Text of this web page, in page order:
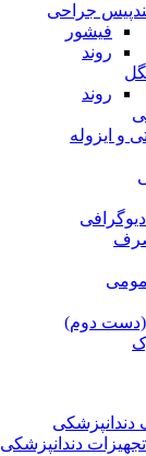
جراحی
فیشور
روند
روند
و ایزوله
(دست دوم)
دندانپزشکی
دندانپزشکی